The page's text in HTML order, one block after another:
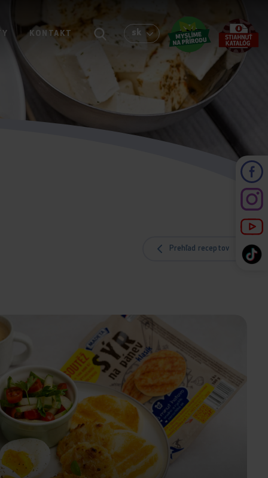
KONTAKT sk
Prehľad receptov